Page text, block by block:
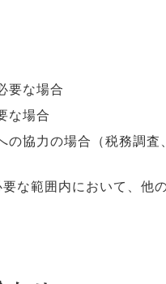
要な場合
な場合
協力の場合（税務調査
な範囲内において、他